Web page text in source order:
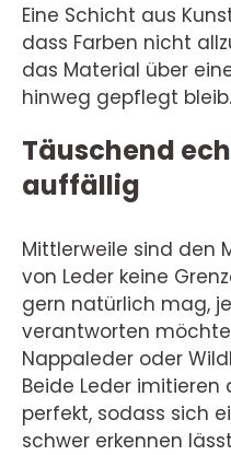
Eine Schicht aus
dass Farben nicht
das Material über
hinweg gepflegt bleib.
Täuschend
auffällig
Mittlerweile sind den
von Leder keine
gern natürlich mag,
verantworten
Nappaleder oder
Beide Leder imitieren
perfekt, sodass sich
schwer erkennen